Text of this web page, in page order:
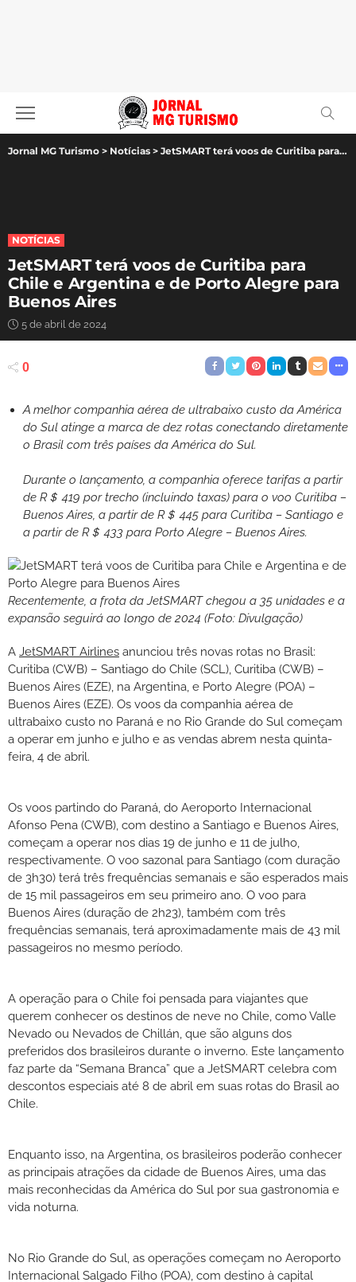
Jornal MG Turismo > Notícias > JetSMART terá voos de Curitiba para Chile e Argentina e de Porto Alegre para Buenos Aires
NOTÍCIAS
JetSMART terá voos de Curitiba para
Chile e Argentina e de Porto Alegre para
Buenos Aires
5 de abril de 2024
0
A melhor companhia aérea de ultrabaixo custo da América
do Sul atinge a marca de dez rotas conectando diretamente
o Brasil com três países da América do Sul.
Durante o lançamento, a companhia oferece tarifas a partir
de R＄ 419 por trecho (incluindo taxas) para o voo Curitiba –
Buenos Aires, a partir de R＄ 445 para Curitiba – Santiago e
a partir de R＄ 433 para Porto Alegre – Buenos Aires.
Recentemente, a frota da JetSMART chegou a 35 unidades e a
expansão seguirá ao longo de 2024 (Foto: Divulgação)
A JetSMART Airlines anunciou três novas rotas no Brasil:
Curitiba (CWB) – Santiago do Chile (SCL), Curitiba (CWB) –
Buenos Aires (EZE), na Argentina, e Porto Alegre (POA) –
Buenos Aires (EZE). Os voos da companhia aérea de
ultrabaixo custo no Paraná e no Rio Grande do Sul começam
a operar em junho e julho e as vendas abrem nesta quinta-
feira, 4 de abril.
Os voos partindo do Paraná, do Aeroporto Internacional
Afonso Pena (CWB), com destino a Santiago e Buenos Aires,
começam a operar nos dias 19 de junho e 11 de julho,
respectivamente. O voo sazonal para Santiago (com duração
de 3h30) terá três frequências semanais e são esperados mais
de 15 mil passageiros em seu primeiro ano. O voo para
Buenos Aires (duração de 2h23), também com três
frequências semanais, terá aproximadamente mais de 43 mil
passageiros no mesmo período.
A operação para o Chile foi pensada para viajantes que
querem conhecer os destinos de neve no Chile, como Valle
Nevado ou Nevados de Chillán, que são alguns dos
preferidos dos brasileiros durante o inverno. Este lançamento
faz parte da “Semana Branca” que a JetSMART celebra com
descontos especiais até 8 de abril em suas rotas do Brasil ao
Chile.
Enquanto isso, na Argentina, os brasileiros poderão conhecer
as principais atrações da cidade de Buenos Aires, uma das
mais reconhecidas da América do Sul por sua gastronomia e
vida noturna.
No Rio Grande do Sul, as operações começam no Aeroporto
Internacional Salgado Filho (POA), com destino à capital